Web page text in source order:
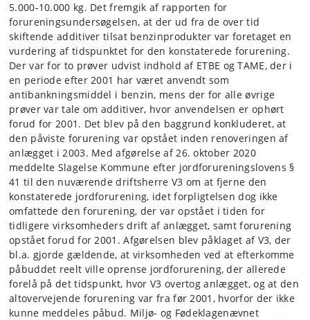
5.000-10.000 kg. Det fremgik af rapporten for
forureningsundersøgelsen, at der ud fra de over tid
skiftende additiver tilsat benzinprodukter var foretaget en
vurdering af tidspunktet for den konstaterede forurening.
Der var for to prøver udvist indhold af ETBE og TAME, der i
en periode efter 2001 har været anvendt som
antibankningsmiddel i benzin, mens der for alle øvrige
prøver var tale om additiver, hvor anvendelsen er ophørt
forud for 2001. Det blev på den baggrund konkluderet, at
den påviste forurening var opstået inden renoveringen af
anlægget i 2003. Med afgørelse af 26. oktober 2020
meddelte Slagelse Kommune efter jordforureningslovens §
41 til den nuværende driftsherre V3 om at fjerne den
konstaterede jordforurening, idet forpligtelsen dog ikke
omfattede den forurening, der var opstået i tiden for
tidligere virksomheders drift af anlægget, samt forurening
opstået forud for 2001. Afgørelsen blev påklaget af V3, der
bl.a. gjorde gældende, at virksomheden ved at efterkomme
påbuddet reelt ville oprense jordforurening, der allerede
forelå på det tidspunkt, hvor V3 overtog anlægget, og at den
altovervejende forurening var fra før 2001, hvorfor der ikke
kunne meddeles påbud. Miljø- og Fødeklagenævnet